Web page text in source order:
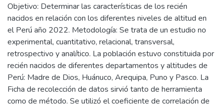
Objetivo: Determinar las características de los recién
nacidos en relación con los diferentes niveles de altitud en
el Perú año 2022. Metodología: Se trata de un estudio no
experimental, cuantitativo, relacional, transversal,
retrospectivo y analítico. La población estuvo constituida por
recién nacidos de diferentes departamentos y altitudes de
Perú: Madre de Dios, Huánuco, Arequipa, Puno y Pasco. La
Ficha de recolección de datos sirvió tanto de herramienta
como de método. Se utilizó el coeficiente de correlación de